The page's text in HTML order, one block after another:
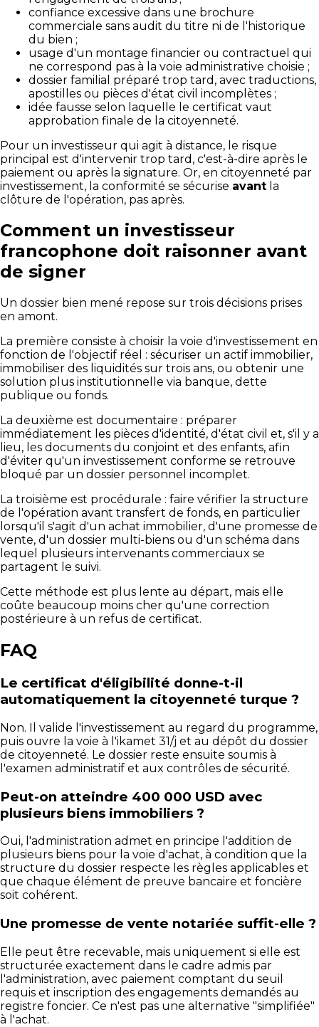
confiance excessive dans une brochure
commerciale sans audit du titre ni de l'historique
du bien ;
usage d'un montage financier ou contractuel qui
ne correspond pas à la voie administrative choisie ;
dossier familial préparé trop tard, avec traductions,
apostilles ou pièces d'état civil incomplètes ;
idée fausse selon laquelle le certificat vaut
approbation finale de la citoyenneté.
Pour un investisseur qui agit à distance, le risque
principal est d'intervenir trop tard, c'est-à-dire après le
paiement ou après la signature. Or, en citoyenneté par
investissement, la conformité se sécurise avant la
clôture de l'opération, pas après.
Comment un investisseur
francophone doit raisonner avant
de signer
Un dossier bien mené repose sur trois décisions prises
en amont.
La première consiste à choisir la voie d'investissement en
fonction de l'objectif réel : sécuriser un actif immobilier,
immobiliser des liquidités sur trois ans, ou obtenir une
solution plus institutionnelle via banque, dette
publique ou fonds.
La deuxième est documentaire : préparer
immédiatement les pièces d'identité, d'état civil et, s'il y a
lieu, les documents du conjoint et des enfants, afin
d'éviter qu'un investissement conforme se retrouve
bloqué par un dossier personnel incomplet.
La troisième est procédurale : faire vérifier la structure
de l'opération avant transfert de fonds, en particulier
lorsqu'il s'agit d'un achat immobilier, d'une promesse de
vente, d'un dossier multi-biens ou d'un schéma dans
lequel plusieurs intervenants commerciaux se
partagent le suivi.
Cette méthode est plus lente au départ, mais elle
coûte beaucoup moins cher qu'une correction
postérieure à un refus de certificat.
FAQ
Le certificat d'éligibilité donne-t-il
automatiquement la citoyenneté turque ?
Non. Il valide l'investissement au regard du programme,
puis ouvre la voie à l'ikamet 31/j et au dépôt du dossier
de citoyenneté. Le dossier reste ensuite soumis à
l'examen administratif et aux contrôles de sécurité.
Peut-on atteindre 400 000 USD avec
plusieurs biens immobiliers ?
Oui, l'administration admet en principe l'addition de
plusieurs biens pour la voie d'achat, à condition que la
structure du dossier respecte les règles applicables et
que chaque élément de preuve bancaire et foncière
soit cohérent.
Une promesse de vente notariée suffit-elle ?
Elle peut être recevable, mais uniquement si elle est
structurée exactement dans le cadre admis par
l'administration, avec paiement comptant du seuil
requis et inscription des engagements demandés au
registre foncier. Ce n'est pas une alternative "simplifiée"
à l'achat.